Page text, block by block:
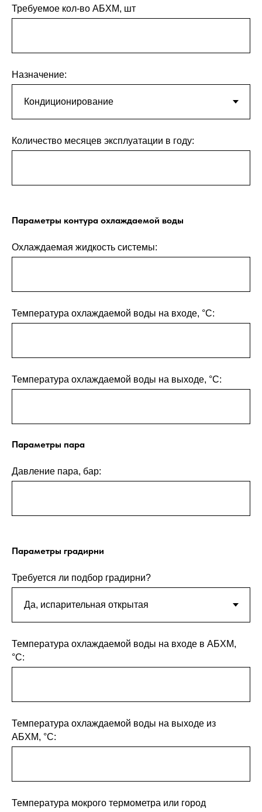
Требуемое кол-во АБХМ, шт
Назначение:
Количество месяцев эксплуатации в году:
Параметры контура охлаждаемой воды
Охлаждаемая жидкость системы:
Температура охлаждаемой воды на входе, °С:
Температура охлаждаемой воды на выходе, °С:
Параметры пара
Давление пара, бар:
Параметры градирни
Требуется ли подбор градирни?
Температура охлаждаемой воды на входе в АБХМ,
°С:
Температура охлаждаемой воды на выходе из
АБХМ, °С:
Температура мокрого термометра или город